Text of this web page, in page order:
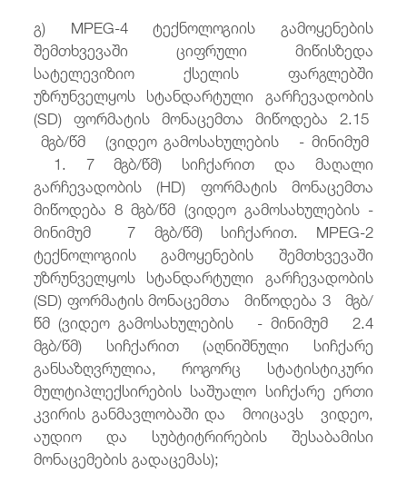
გ) MPEG-4 ტექნოლოგიის გამოყენების
შემთხვევაში ციფრული მიწისზედა
სატელევიზიო ქსელის ფარგლებში
უზრუნველყოს სტანდარტული გარჩევადობის
(SD) ფორმატის მონაცემთა მიწოდება 2.15
მგბ/წმ (ვიდეო გამოსახულების - მინიმუმ
1. 7 მგბ/წმ) სიჩქარით და მაღალი
გარჩევადობის (HD) ფორმატის მონაცემთა
მიწოდება 8 მგბ/წმ (ვიდეო გამოსახულების -
მინიმუმ 7 მგბ/წმ) სიჩქარით. MPEG-2
ტექნოლოგიის გამოყენების შემთხვევაში
უზრუნველყოს სტანდარტული გარჩევადობის
(SD) ფორმატის მონაცემთა მიწოდება 3 მგბ/
წმ (ვიდეო გამოსახულების - მინიმუმ 2.4
მგბ/წმ) სიჩქარით (აღნიშნული სიჩქარე
განსაზღვრულია, როგორც სტატისტიკური
მულტიპლექსირების საშუალო სიჩქარე ერთი
კვირის განმავლობაში და მოიცავს ვიდეო,
აუდიო და სუბტიტრირების შესაბამისი
მონაცემების გადაცემას);